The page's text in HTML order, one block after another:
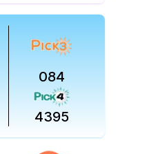
084
4395